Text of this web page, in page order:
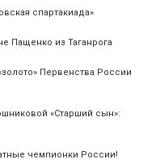
спартакиада»
Пащенко из Таганрога
Первенства России
«Старший сын»:
чемпионки России!